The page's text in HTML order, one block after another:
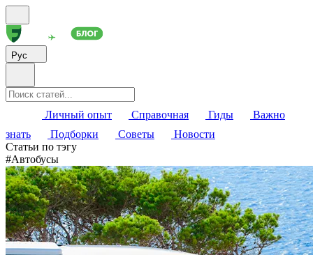
Рус
Личный опыт Справочная Гиды
Важно
знать
Подборки Советы
Новости
Статьи по тэгу
#Автобусы